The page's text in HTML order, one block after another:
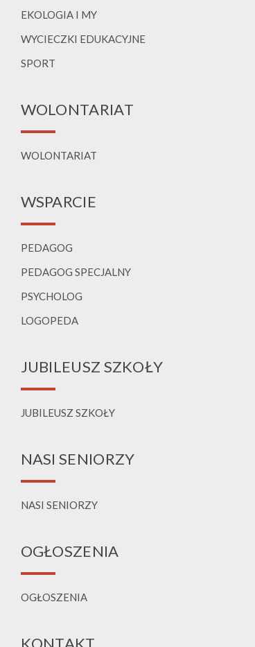
EKOLOGIA I MY
WYCIECZKI EDUKACYJNE
SPORT
WOLONTARIAT
WOLONTARIAT
WSPARCIE
PEDAGOG
PEDAGOG SPECJALNY
PSYCHOLOG
LOGOPEDA
JUBILEUSZ SZKOŁY
JUBILEUSZ SZKOŁY
NASI SENIORZY
NASI SENIORZY
OGŁOSZENIA
OGŁOSZENIA
KONTAKT